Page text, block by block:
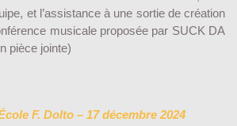
et l’assistance à une sortie de création
musicale proposée par SUCK DA
pièce jointe)
F. Dolto – 17 décembre 2024